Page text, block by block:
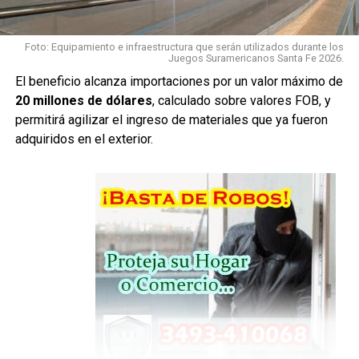
Con esta instancia cumplida, la Fiscalía considera que la
causa está en condiciones de avanzar hacia laetapa
Madre e hija, en una misma
acusación
calificado por el concurso premeditado de dos o más
personas, ensañamiento y alevosía.
Nadia Juárez, está imputada como
partícipe
del mismo hecho.
A pesar de que se trata de una imputada menor de edad y
otra mayor, la Fiscalía sostiene que ambas deberían
Foto: Equipamiento e infraestructura que serán utilizados durante los
Juegos Suramericanos Santa Fe 2026.
El beneficio alcanza importaciones por un valor máximo de
20 millones de dólares, calculado sobre valores FOB, y
permitirá agilizar el ingreso de materiales que ya fueron
adquiridos en el exterior.